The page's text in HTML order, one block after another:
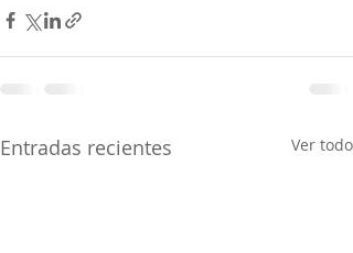
Entradas recientes Ver todo